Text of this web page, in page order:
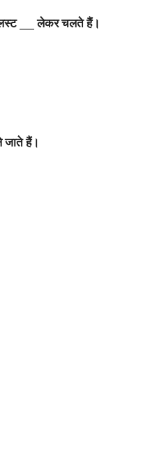
___लेकरचलतेहैं।
जातेहैं।